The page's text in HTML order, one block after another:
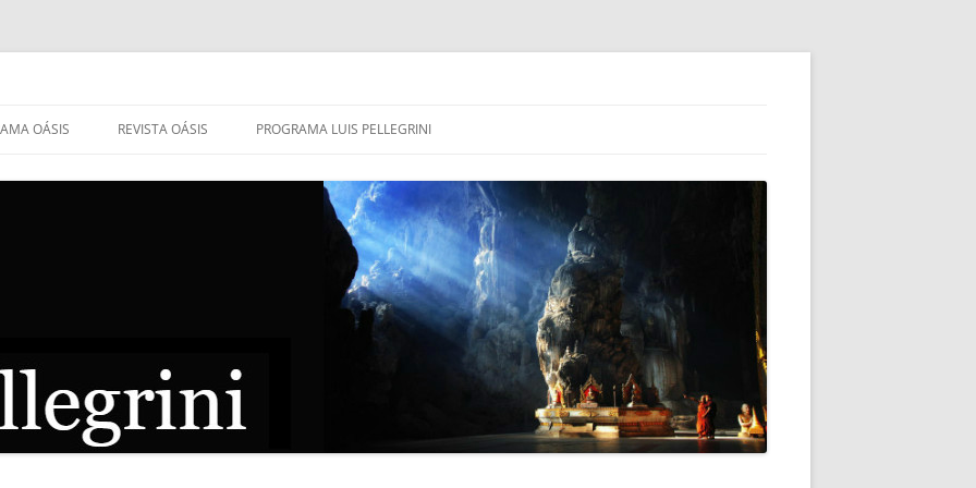
OÁSIS REVISTA OÁSIS PROGRAMA LUIS PELLEGRINI